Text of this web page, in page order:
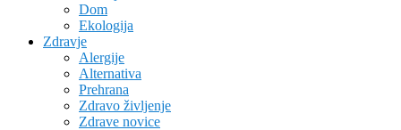
Dom
Ekologija
Zdravje
Alergije
Alternativa
Prehrana
Zdravo življenje
Zdrave novice